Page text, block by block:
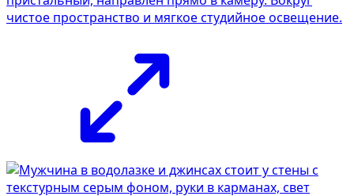
чистое пространство и мягкое студийное освещение.